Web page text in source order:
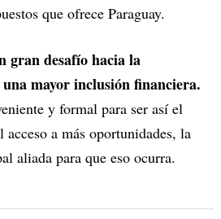
que ofrece Paraguay.
gran desafío hacia la
mayor inclusión financiera.
y formal para ser así el
a más oportunidades, la
aliada para que eso ocurra.